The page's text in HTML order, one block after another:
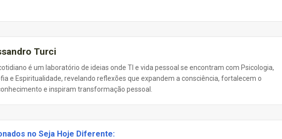
Turci
é um laboratório de ideias onde TI e vida pessoal se encontram com Psicologia,
e Espiritualidade, revelando reflexões que expandem a consciência, fortalecem o
e inspiram transformação pessoal.
no Seja Hoje Diferente: